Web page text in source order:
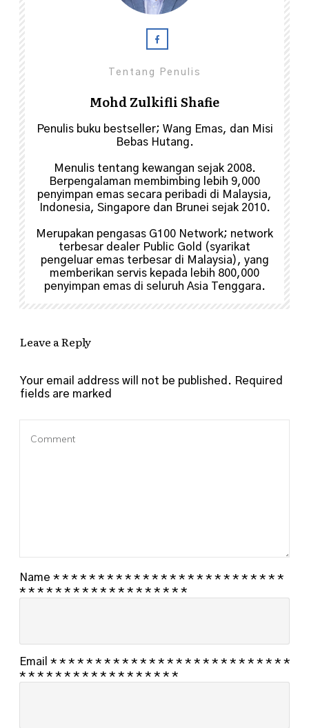
Tentang Penulis
Mohd Zulkifli Shafie
Penulis buku bestseller; Wang Emas, dan Misi
Bebas Hutang.
Menulis tentang kewangan sejak 2008.
Berpengalaman membimbing lebih 9,000
penyimpan emas secara peribadi di Malaysia,
Indonesia, Singapore dan Brunei sejak 2010.
Merupakan pengasas G100 Network; network
terbesar dealer Public Gold (syarikat
pengeluar emas terbesar di Malaysia), yang
memberikan servis kepada lebih 800,000
penyimpan emas di seluruh Asia Tenggara.
Leave a Reply
Your email address will not be published. Required
fields are marked
Name * * * * * * * * * * * * * * * * * * * * * * * * * *
* * * * * * * * * * * * * * * * * * *
Email * * * * * * * * * * * * * * * * * * * * * * * * * * *
* * * * * * * * * * * * * * * * * *